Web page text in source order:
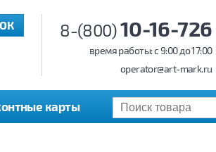
8-(800)10-16-726
время работы: c 9:00 до 17:00
operator@art-mark.ru
карты